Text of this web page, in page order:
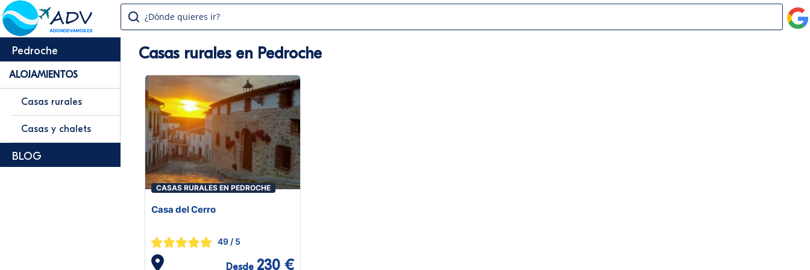
¿Dónde quieres ir?
Pedroche
ALOJAMIENTOS
Casas rurales
Casas y chalets
BLOG
Casas rurales en Pedroche
CASAS RURALES EN PEDROCHE
Casa del Cerro
49 / 5
Desde 230 €